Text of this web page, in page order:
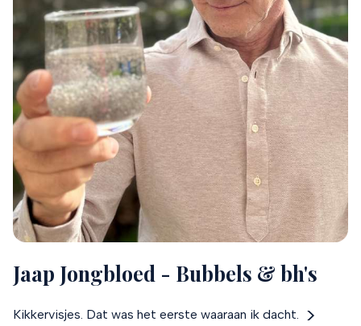
Jaap Jongbloed - Bubbels & bh's
Kikkervisjes. Dat was het eerste waaraan ik dacht.